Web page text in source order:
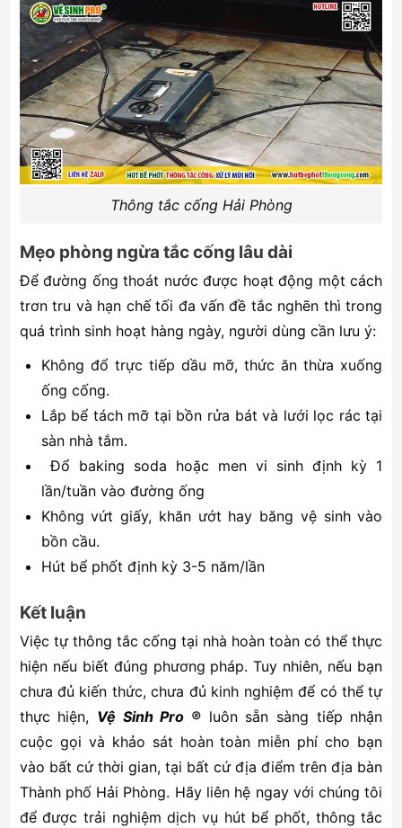
Thông tắc cống Hải Phòng
Mẹo phòng ngừa tắc cống lâu dài
Để đường ống thoát nước được hoạt động một cách
trơn tru và hạn chế tối đa vấn đề tắc nghẽn thì trong
quá trình sinh hoạt hàng ngày, người dùng cần lưu ý:
Không đổ trực tiếp dầu mỡ, thức ăn thừa xuống
ống cống.
Lắp bể tách mỡ tại bồn rửa bát và lưới lọc rác tại
sàn nhà tắm.
Đổ baking soda hoặc men vi sinh định kỳ 1
lần/tuần vào đường ống
Không vứt giấy, khăn ướt hay băng vệ sinh vào
bồn cầu.
Hút bể phốt định kỳ 3-5 năm/lần
Kết luận
Việc tự thông tắc cống tại nhà hoàn toàn có thể thực
hiện nếu biết đúng phương pháp. Tuy nhiên, nếu bạn
chưa đủ kiến thức, chưa đủ kinh nghiệm để có thể tự
thực hiện, Vệ Sinh Pro ® luôn sẵn sàng tiếp nhận
cuộc gọi và khảo sát hoàn toàn miễn phí cho bạn
vào bất cứ thời gian, tại bất cứ địa điểm trên địa bàn
Thành phố Hải Phòng. Hãy liên hệ ngay với chúng tôi
để được trải nghiệm dịch vụ hút bể phốt, thông tắc